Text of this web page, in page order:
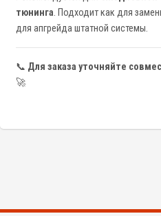
тюнинга. Подходит как для
для апгрейда штатной системы.
📞 Для заказа уточняйте
🚀